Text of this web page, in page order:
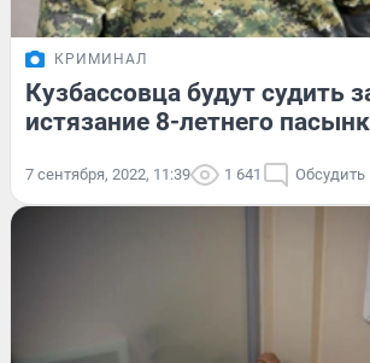
КРИМИНАЛ
Кузбассовца будут судить
истязание 8-летнего
7 сентября, 2022, 11:39 1 641 Обсудить